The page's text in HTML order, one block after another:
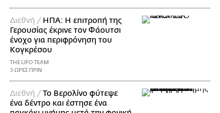
Διεθνή / ΗΠΑ: Η επιτροπή της
Γερουσίας έκρινε τον Φάουτσι
ένοχο για περιφρόνηση του
Κογκρέσου
THE LIFO TEAM
3 ΩΡΕΣ ΠΡΙΝ
Διεθνή /Το Βερολίνο φύτεψε
ένα δέντρο και έστησε ένα